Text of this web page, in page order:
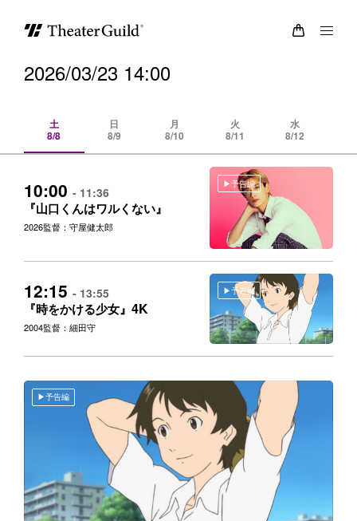
2026/03/23 14:00
土
8/8
日
8/9
月
8/10
火
8/11
水
8/12
予告編
10:00 - 11:36
『山口くんはワルくない』
2026監督：守屋健太郎
予告編
12:15 - 13:55
『時をかける少女』 4K
2004監督：細田守
予告編